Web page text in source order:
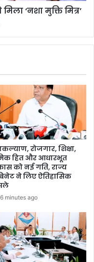
‘नशा मुक्ति मित्र’
रोजगार, शिक्षा,
हित और आधारभूत
को नई गति, राज्य
ने लिए ऐतिहासिक
minutes ago